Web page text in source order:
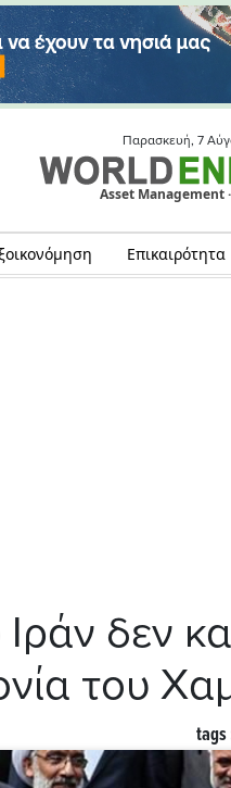
Παρασκευή, 7
Asset Management
Επικαιρότητα
Ιράν δεν
του
tags